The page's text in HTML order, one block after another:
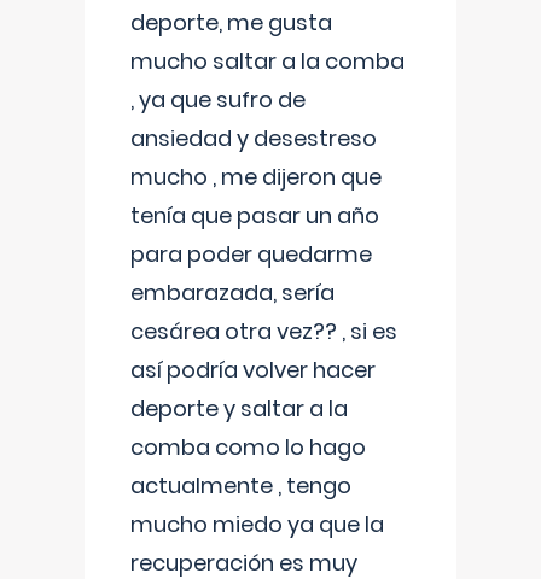
deporte, me gusta
mucho saltar a la comba
, ya que sufro de
ansiedad y desestreso
mucho , me dijeron que
tenía que pasar un año
para poder quedarme
embarazada, sería
cesárea otra vez?? , si es
así podría volver hacer
deporte y saltar a la
comba como lo hago
actualmente , tengo
mucho miedo ya que la
recuperación es muy